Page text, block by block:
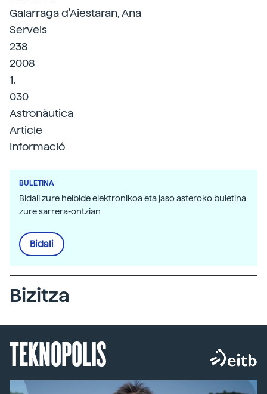
Galarraga d'Aiestaran, Ana
Serveis
238
2008
1.
030
Astronàutica
Article
Informació
BULETINA
Bidali zure helbide elektronikoa eta jaso asteroko buletina
zure sarrera-ontzian
Bidali
Bizitza
TEKNOPOLIS